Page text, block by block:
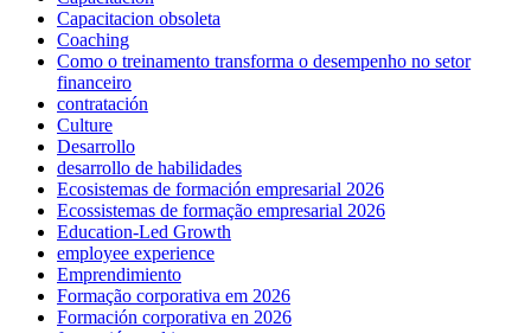
Capacitacion obsoleta
Coaching
Como o treinamento transforma o desempenho no setor
financeiro
contratación
Culture
Desarrollo
desarrollo de habilidades
Ecosistemas de formación empresarial 2026
Ecossistemas de formação empresarial 2026
Education-Led Growth
employee experience
Emprendimiento
Formação corporativa em 2026
Formación corporativa en 2026